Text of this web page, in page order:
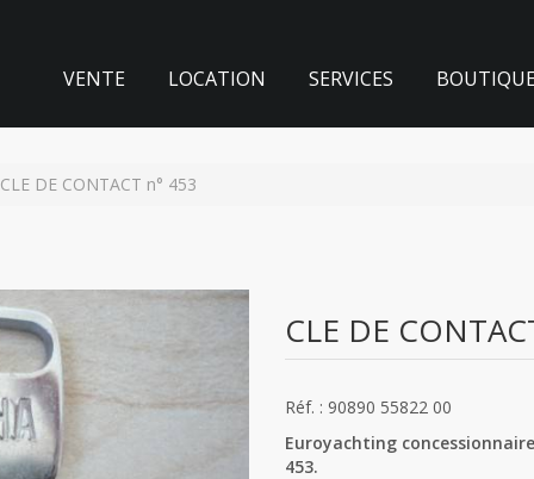
VENTE LOCATION SERVICES
CLE DE CONTACT n° 453
CLE DE
Réf. : 90890 55822 00
Euroyachting
453.